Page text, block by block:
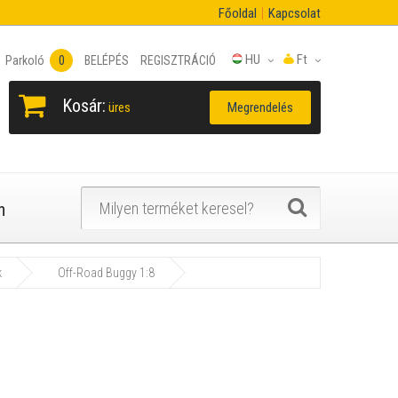
Főoldal Kapcsolat
Ft
HU
Parkoló 0 BELÉPÉS REGISZTRÁCIÓ
Kosár: üres Megrendelés
Off-Road Buggy 1:8